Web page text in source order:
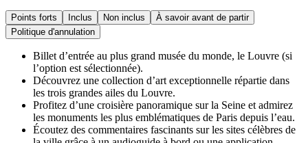
Points forts Inclus Non inclus
À savoir avant de partir
Politique d'annulation
Billet d’entrée au plus grand musée du monde, le Louvre (si
l’option est sélectionnée).
Découvrez une collection d’art exceptionnelle répartie dans
les trois grandes ailes du Louvre.
Profitez d’une croisière panoramique sur la Seine et admirez
les monuments les plus emblématiques de Paris depuis l’eau.
Écoutez des commentaires fascinants sur les sites célèbres de